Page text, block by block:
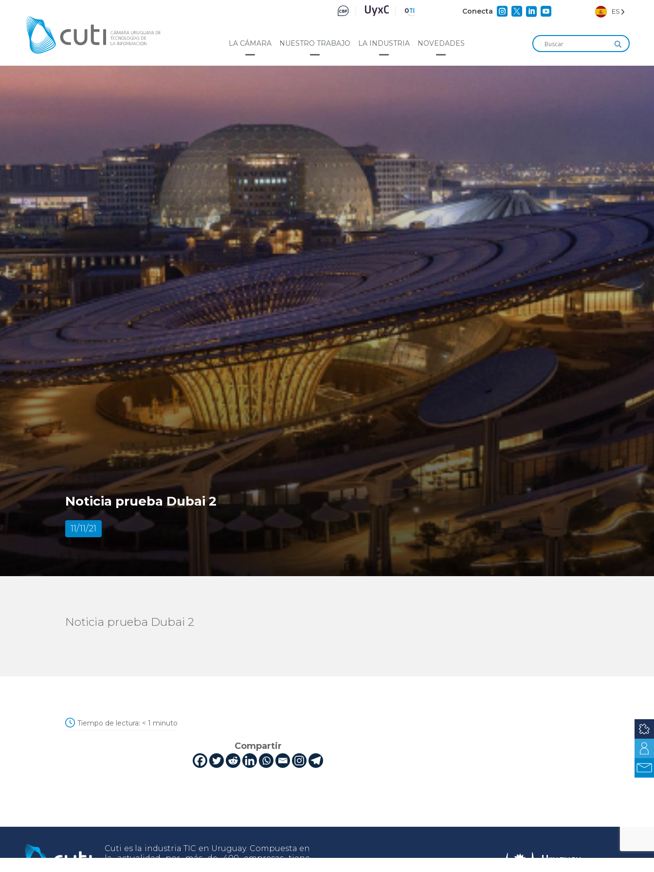
Conecta     ES
LA CÁMARA NUESTRO TRABAJO LA INDUSTRIA NOVEDADES
Noticia prueba Dubai 2
11/11/21
Noticia prueba Dubai 2
Tiempo de lectura: < 1 minuto
Compartir
Cuti es la industria TIC en Uruguay. Compuesta en
la actualidad por más de 400 empresas tiene